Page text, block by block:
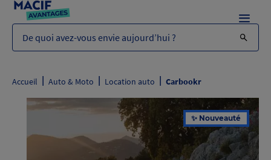
De quoi avez-vous envie aujourd’hui ?
Menu
Accueil | Auto & Moto | Location auto | Carbookr
✨ Nouveauté